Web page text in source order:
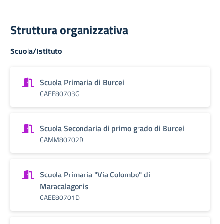
Struttura organizzativa
Scuola/Istituto
Scuola Primaria di Burcei
CAEE80703G
Scuola Secondaria di primo grado di Burcei
CAMM80702D
Scuola Primaria "Via Colombo" di
Maracalagonis
CAEE80701D